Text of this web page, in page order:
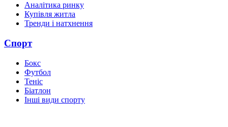
Аналітика ринку
Купівля житла
Тренди і натхнення
Спорт
Бокс
Футбол
Теніс
Біатлон
Інші види спорту